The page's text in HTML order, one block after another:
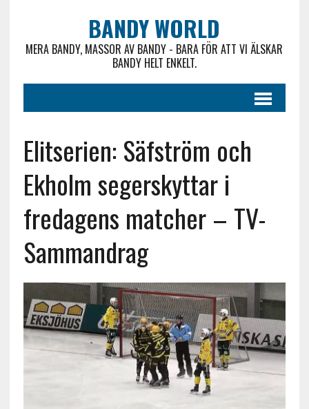
BANDY WORLD
MERA BANDY, MASSOR AV BANDY - BARA FÖR ATT VI ÄLSKAR
BANDY HELT ENKELT.
Elitserien: Säfström och
Ekholm segerskyttar i
fredagens matcher – TV-
Sammandrag